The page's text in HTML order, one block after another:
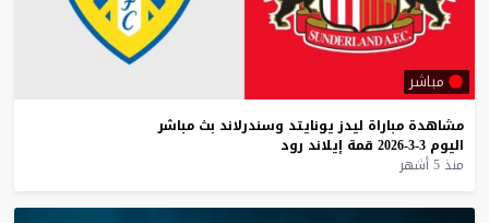
مباشر
مشاهدة مباراة ليدز يونايتد وسندرلاند بث مباشر
اليوم 3-3-2026 قمة إيلاند رود
منذ 5 أشهر